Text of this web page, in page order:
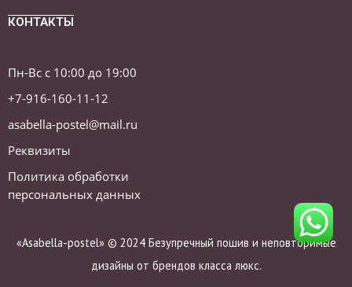
КОНТАКТЫ
Пн-Вс с 10:00 до 19:00
+7-916-160-11-12
asabella-postel@mail.ru
Реквизиты
Политика обработки
персональных данных
«Asabella-postel» © 2024 Безупречный пошив и неповторимые
дизайны от брендов класса люкс.